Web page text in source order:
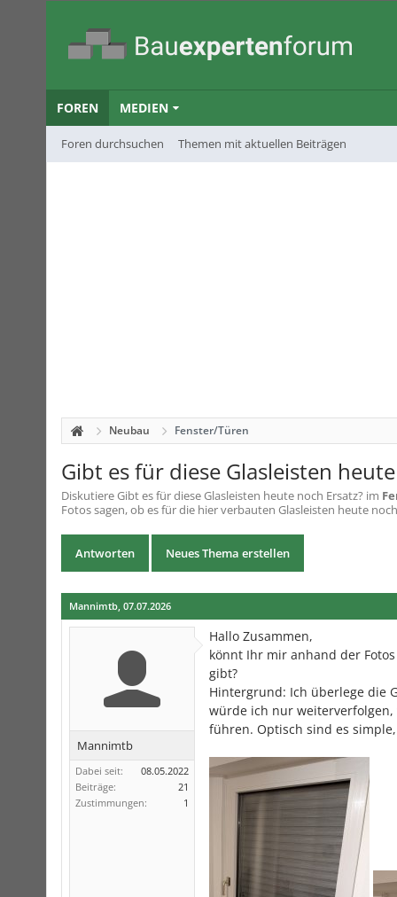
FOREN
Foren durchsuchen Themen mit aktuellen Beiträgen
MEDIEN
Neubau Fenster/Türen
Gibt es für diese Glasleisten
DiskutiereGibt es für diese Glasleisten heute noch Ersatz? im
Fotos sagen, ob es für die hier verbauten Glasleisten heute
Antworten Neues Thema erstellen
Mannimtb, 07.07.2026
Mannimtb
Dabei seit:
08.05.2022
Beiträge:
21
Zustimmungen:
1
Hallo Zusammen,
könnt Ihr mir anhand der
gibt?
Hintergrund: Ich überlege die
würde ich nur weiterverfolgen,
führen. Optisch sind es